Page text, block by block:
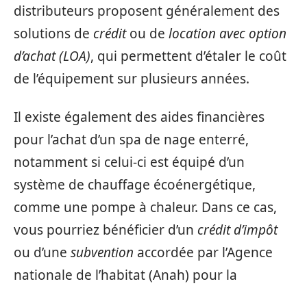
distributeurs proposent généralement des
solutions de créditou de location avec option
d’achat (LOA), qui permettent d’étaler le coût
de l’équipement sur plusieurs années.
Il existe également des aides financières
pour l’achat d’un spa de nage enterré,
notamment si celui-ci est équipé d’un
système de chauffage écoénergétique,
comme une pompe à chaleur. Dans ce cas,
vous pourriez bénéficier d’un crédit d’impôt
ou d’une subvention accordée par l’Agence
nationale de l’habitat (Anah) pour la